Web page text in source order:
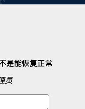
是能恢复正常
员